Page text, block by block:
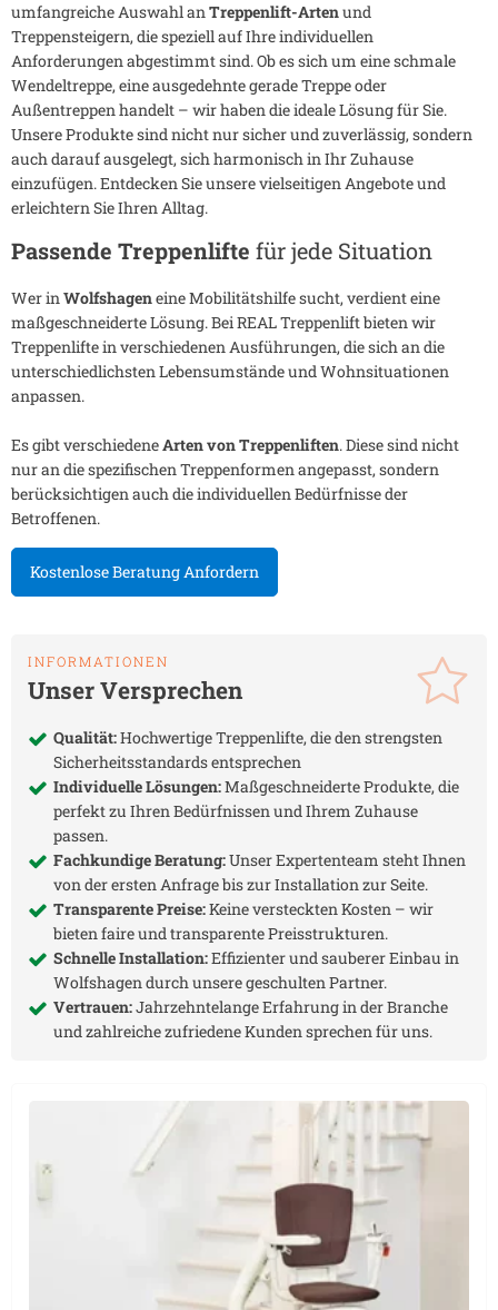
umfangreiche Auswahl anTreppenlift-Artenund
Treppensteigern, die speziell auf Ihre individuellen
Anforderungen abgestimmt sind. Ob es sich um eine schmale
Wendeltreppe, eine ausgedehnte gerade Treppe oder
Außentreppen handelt – wir haben die ideale Lösung für Sie.
Unsere Produkte sind nicht nur sicher und zuverlässig, sondern
auch darauf ausgelegt, sich harmonisch in Ihr Zuhause
einzufügen. Entdecken Sie unsere vielseitigen Angebote und
erleichtern Sie Ihren Alltag.
Passende Treppenlifte für jede Situation
Wer inWolfshageneine Mobilitätshilfe sucht, verdient eine
maßgeschneiderte Lösung. Bei REAL Treppenlift bieten wir
Treppenlifte in verschiedenen Ausführungen, die sich an die
unterschiedlichsten Lebensumstände und Wohnsituationen
anpassen.
Es gibt verschiedeneArten von Treppenliften. Diese sind nicht
nur an die spezifischen Treppenformen angepasst, sondern
berücksichtigen auch die individuellen Bedürfnisse der
Betroffenen.
Kostenlose Beratung Anfordern
INFORMATIONEN
Unser Versprechen
Qualität:Hochwertige Treppenlifte, die den strengsten
Sicherheitsstandards entsprechen
Individuelle Lösungen:Maßgeschneiderte Produkte, die
perfekt zu Ihren Bedürfnissen und Ihrem Zuhause
passen.
Fachkundige Beratung:Unser Expertenteam steht Ihnen
von der ersten Anfrage bis zur Installation zur Seite.
Transparente Preise:Keine versteckten Kosten – wir
bieten faire und transparente Preisstrukturen.
Schnelle Installation:Effizienter und sauberer Einbau in
Wolfshagendurch unsere geschulten Partner.
Vertrauen:Jahrzehntelange Erfahrung in der Branche
und zahlreiche zufriedene Kunden sprechen für uns.